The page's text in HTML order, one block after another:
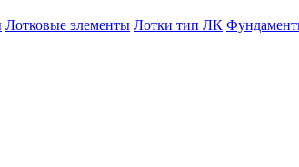
Лотковые элементы Лотки тип ЛК